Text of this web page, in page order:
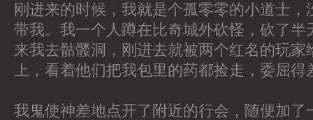
刚进来的时候，我就是个孤零零的小道士，
带我。我一个人蹲在比奇城外砍怪，砍了半
来我去骷髅洞，刚进去就被两个红名的玩家
上，看着他们把我包里的药都捡走，委屈得
我鬼使神差地点开了附近的行会，随便加了